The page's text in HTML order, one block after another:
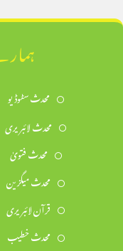
محدث سٹوڈیو
محدث لائبریری
محدث فتویٰ
محدث میگزین
قرآن لائبریری
محدث خطیب